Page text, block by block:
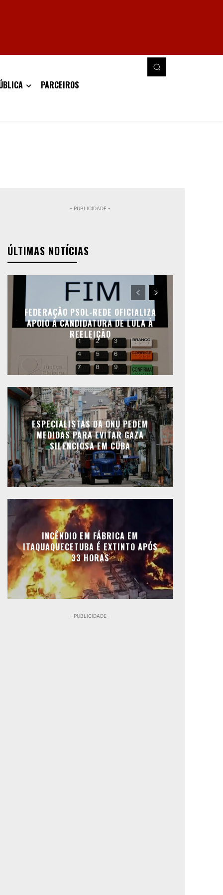
PARCEIROS
- PUBLICIDADE -
ÚLTIMAS NOTÍCIAS
FEDERAÇÃO PSOL-REDE OFICIALIZA
APOIO À CANDIDATURA DE LULA À
REELEIÇÃO
ESPECIALISTAS DA ONU PEDEM
MEDIDAS PARA EVITAR GAZA
SILENCIOSA EM CUBA
INCÊNDIO EM FÁBRICA EM
ITAQUAQUECETUBA É EXTINTO APÓS
33 HORAS
- PUBLICIDADE -